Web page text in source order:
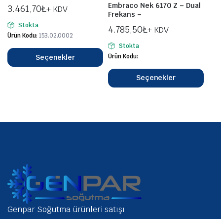
3.461,70₺+ KDV
Stokta
Ürün Kodu: 153.02.0002
Seçenekler
Embraco Nek 6170 Z – Dual
Frekans –
4.785,50₺+ KDV
Stokta
Ürün Kodu:
Seçenekler
Genpar Soğutma ürünleri satışı